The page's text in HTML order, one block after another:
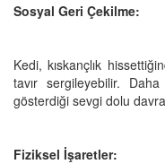
Sosyal Geri Çekilme:
Kedi, kıskançlık
tavır sergileyebilir.
gösterdiği sevgi dolu
Fiziksel İşaretler: